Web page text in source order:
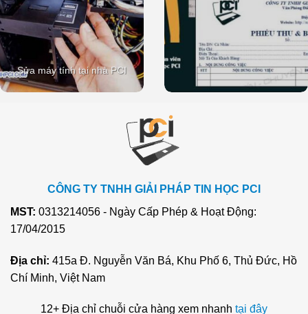
Sửa máy tính tại nhà PCI
CÔNG TY TNHH GIẢI PHÁP TIN HỌC PCI
MST: 0313214056 - Ngày Cấp Phép & Hoạt Động:
17/04/2015
Địa chỉ: 415a Đ. Nguyễn Văn Bá, Khu Phố 6, Thủ Đức, Hồ
Chí Minh, Việt Nam
12+ Địa chỉ chuỗi cửa hàng xem nhanh tại đây